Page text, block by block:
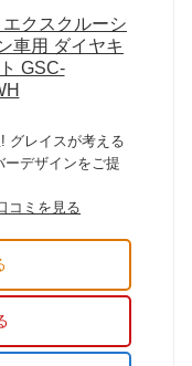
クスクルーシ
車用 ダイヤキ
GSC-
グレイスが考える
ーデザインをご提
コミを見る